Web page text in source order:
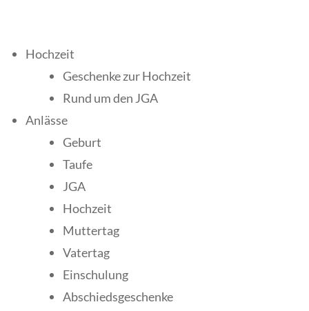
Hochzeit
Geschenke zur Hochzeit
Rund um den JGA
Anlässe
Geburt
Taufe
JGA
Hochzeit
Muttertag
Vatertag
Einschulung
Abschiedsgeschenke